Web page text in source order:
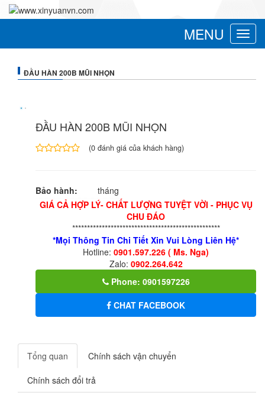
Toggle
MENU
ĐẦU HÀN 200B MŨI NHỌN
ĐẦU HÀN 200B MŨI NHỌN
dựa
trên
đánh
(0 đánh giá của khách hàng)
Bảo hành:
tháng
GIÁ CẢ HỢP LÝ- CHẤT LƯỢNG TUYỆT VỜI - PHỤC VỤ
CHU ĐÁO
**************************************************
*Mọi Thông Tin Chi Tiết Xin Vui Lòng Liên Hệ*
Hotline: 0901.597.226 ( Ms. Nga)
Zalo: 0902.264.642
Phone: 0901597226
CHAT FACEBOOK
Tổng quan Chính sách vận chuyển
Chính sách đổi trả